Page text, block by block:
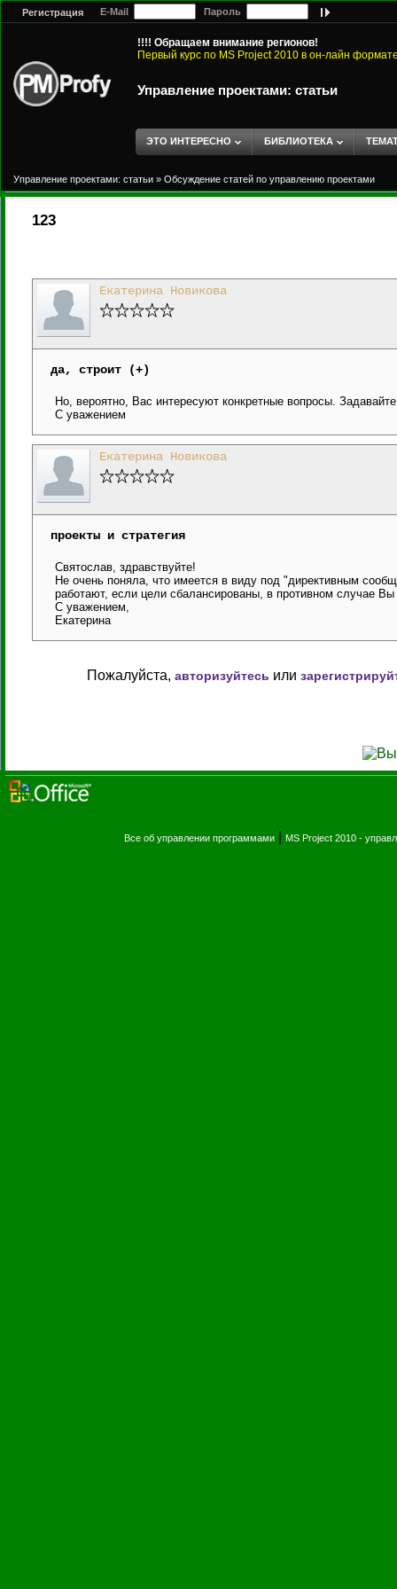
Регистрация E-Mail Пароль
!!!! Обращаем внимание регионов!
Первый курс по MS Project 2010 в он-лайн
Управление проектами: статьи
ЭТО ИНТЕРЕСНО БИБЛИОТЕКА
Управление проектами: статьи » Обсуждение статей по управлению проектами
123
Екатерина Новикова
да, строит (+)
Но, вероятно, Вас интересуют конкретные вопросы.
С уважением
Екатерина Новикова
проекты и стратегия
Святослав, здравствуйте!
Не очень поняла, что имеется в виду под "директивным
работают, если цели сбалансированы, в противном случае
С уважением,
Екатерина
Пожалуйста, авторизуйтесь или
Все об управлении программами MS Project 2010 -